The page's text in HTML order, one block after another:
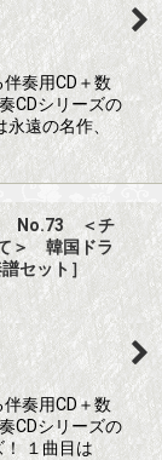
奏用CD＋数
CDシリーズの
永遠の名作、
No.73 ＜チ
＞ 韓国ドラ
セット］
奏用CD＋数
CDシリーズの
１曲目は